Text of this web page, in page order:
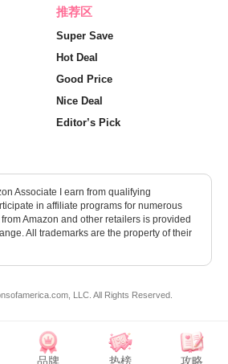
推荐区
Super Save
Hot Deal
Good Price
Nice Deal
Editor’s Pick
Associate I earn from qualifying
in affiliate programs for numerous
Amazon and other retailers is provided
All trademarks are the property of their
LLC. All Rights Reserved.
品牌 热榜 攻略